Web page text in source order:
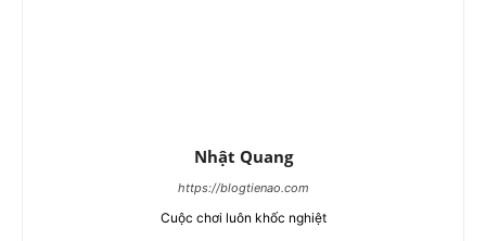
Nhật Quang
https://blogtienao.com
Cuộc chơi luôn khốc nghiệt